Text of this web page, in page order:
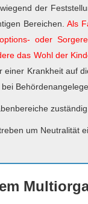
der
Bereichen. Als
oder
das Wohl der
Krankheit auf
um Neutralität